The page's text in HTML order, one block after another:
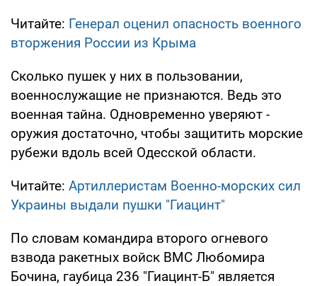
Читайте: Генерал оценил опасность военного
вторжения России из Крыма
Сколько пушек у них в пользовании,
военнослужащие не признаются. Ведь это
военная тайна. Одновременно уверяют -
оружия достаточно, чтобы защитить морские
рубежи вдоль всей Одесской области.
Читайте: Артиллеристам Военно-морских сил
Украины выдали пушки "Гиацинт"
По словам командира второго огневого
взвода ракетных войск ВМС Любомира
Бочина, гаубица 236 "Гиацинт-Б" является